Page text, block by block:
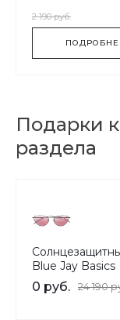
2 190 руб.
Подарки
раздела
Blue Jay Basics
0 руб. 24 190